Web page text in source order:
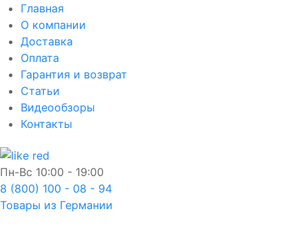
Главная
О компании
Доставка
Оплата
Гарантия и возврат
Статьи
Видеообзоры
Контакты
Пн-Вс 10:00 - 19:00
8 (800) 100 - 08 - 94
Товары из Германии